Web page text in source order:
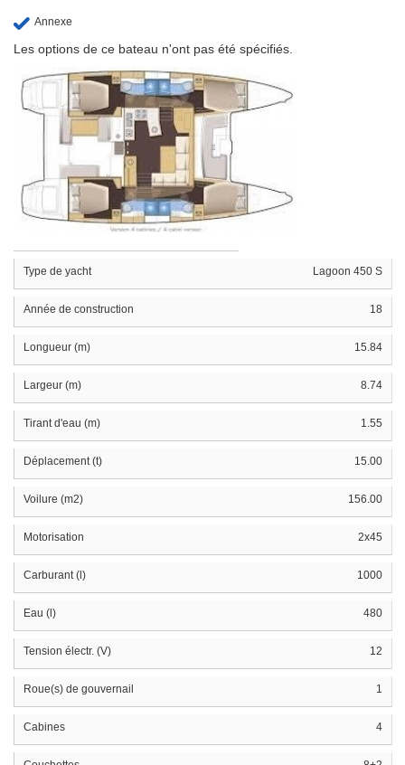
Annexe
Les options de ce bateau n'ont pas été spécifiés.
Type de yacht Lagoon 450 S
Année de construction 18
Longueur (m) 15.84
Largeur (m) 8.74
Tirant d'eau (m) 1.55
Déplacement (t) 15.00
Voilure (m2) 156.00
Motorisation 2x45
Carburant (l) 1000
Eau (l) 480
Tension électr. (V) 12
Roue(s) de gouvernail 1
Cabines 4